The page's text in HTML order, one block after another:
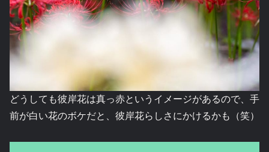
どうしても彼岸花は真っ赤というイメージがあるので、手
前が白い花のボケだと、彼岸花らしさにかけるかも（笑）